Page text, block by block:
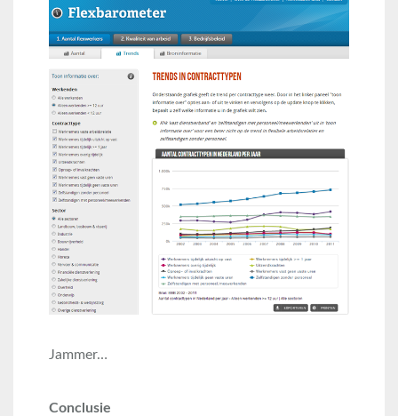
Jammer…
Conclusie